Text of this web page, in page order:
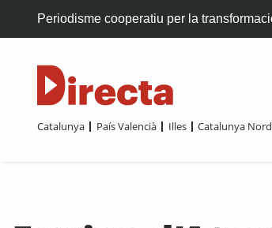
Periodisme cooperatiu per la
Catalunya País Valencià Illes Catalunya Nord